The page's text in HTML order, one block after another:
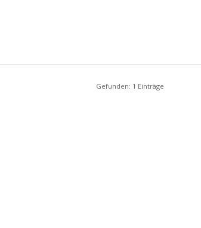
Gefunden: 1 Einträge